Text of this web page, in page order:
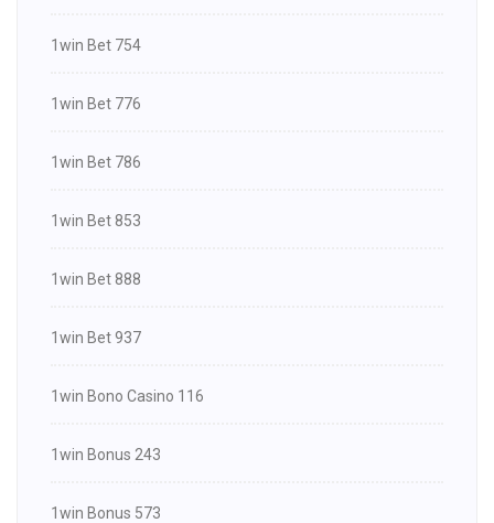
1win Bet 754
1win Bet 776
1win Bet 786
1win Bet 853
1win Bet 888
1win Bet 937
1win Bono Casino 116
1win Bonus 243
1win Bonus 573